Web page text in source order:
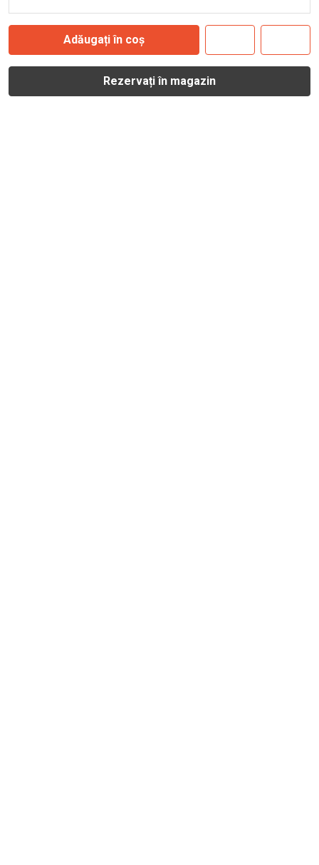
Adăugați în coș
Rezervați în magazin